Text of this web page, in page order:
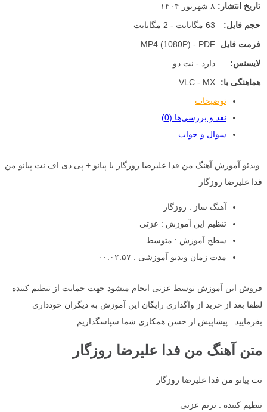
تاریخ انتشار: ۸ شهریور ۱۴۰۴
حجم فایل:
63 مگابایت - 2 مگابایت
فرمت فایل
MP4 (1080P) - PDF
لایسنس:
دارد - نت دو
هماهنگی با:
VLC - MX
توضیحات
نقد و بررسی‌ها (0)
سوال و جواب
ویدئو آموزش آهنگ من فدا علیرضا روزگار با پیانو + پی دی اف نت پیانو من
فدا علیرضا روزگار
آهنگ ساز : روزگار
تنظیم این آموزش : عزتی
سطح آموزش : متوسط
مدت زمان ویدیو آموزشی : ۰۰:۰۲:۵۷
فروش این آموزش توسط عزتی انجام میشود جهت حمایت از تنظیم کننده
لطفا بعد از خرید از واگذاری رایگان این آموزش به دیگران خودداری
بفرمایید . پیشاپیش از حسن همکاری شما سپاسگذاریم
متن آهنگ من فدا علیرضا روزگار
نت پیانو من فدا علیرضا روزگار
تنظیم کننده : ترنم عزتی